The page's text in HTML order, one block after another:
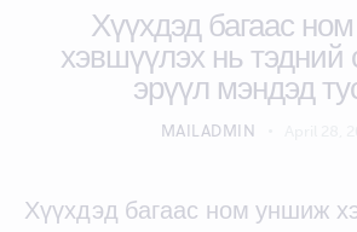
Хүүхдэд багаас
хэвшүүлэх нь тэдний
эрүүл мэндэд
MAILADMIN
Хүүхдэд багаас ном уншиж